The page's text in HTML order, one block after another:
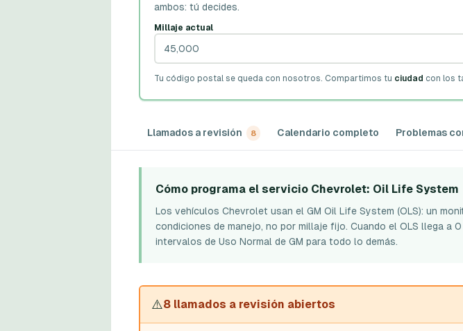
ambos: tú decides.
Millaje actual
Tu código postal se queda con nosotros. Compartimos tu ciudad con los
Llamados a revisión 8 Calendario completo Problemas
Cómo programa el servicio Chevrolet: Oil Life System
Los vehículos Chevrolet usan el GM Oil Life System (OLS): un
condiciones de manejo, no por millaje fijo. Cuando el OLS llega
intervalos de Uso Normal de GM para todo lo demás.
⚠️8 llamados a revisión abiertos